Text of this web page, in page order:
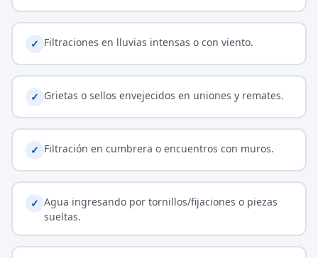
✓ Filtraciones en lluvias intensas o con viento.
✓ Grietas o sellos envejecidos en uniones y remates.
✓ Filtración en cumbrera o encuentros con muros.
✓ Agua ingresando por tornillos/fijaciones o piezas
sueltas.